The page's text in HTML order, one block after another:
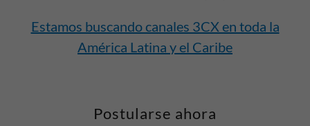
Estamos buscando canales 3CX en toda la
América Latina y el Caribe
Postularse ahora